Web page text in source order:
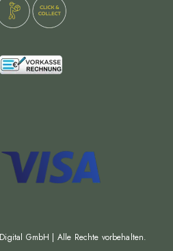
GmbH | Alle Rechte vorbehalten.